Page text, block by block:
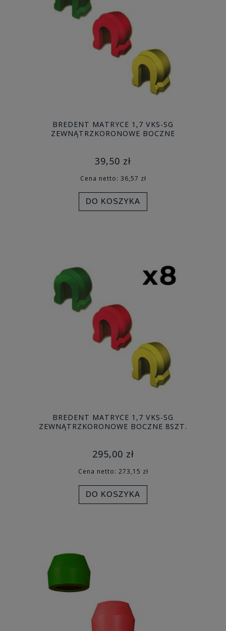
BREDENT MATRYCE 1,7 VKS-SG
ZEWNĄTRZKORONOWE BOCZNE
39,50 zł
Cena netto: 36,57 zł
DO KOSZYKA
BREDENT MATRYCE 1,7 VKS-SG
ZEWNĄTRZKORONOWE BOCZNE 8SZT.
295,00 zł
Cena netto: 273,15 zł
DO KOSZYKA